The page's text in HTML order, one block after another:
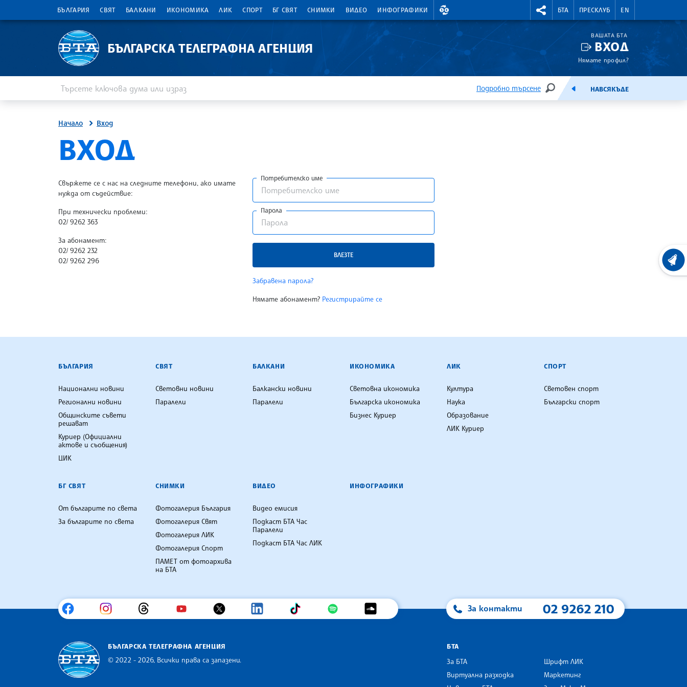
БЪЛГАРИЯ СВЯТ БАЛКАНИ ИКОНОМИКА ЛИК СПОРТ БГ СВЯТ СНИМКИ ВИДЕО ИНФОГРАФИКИ
ВАЛУТНИ КУРСОВЕ RIGHTMENU.SOCIAL
БТА ПРЕСКЛУБ EN
БЪЛГАРСКА ТЕЛЕГРАФНА АГЕНЦИЯ
ВАШАТА БТА
ВХОД
Нямате профил?
Подробно търсене
ТЪРСЕНЕЕМИСИЯНАВСЯКЪДЕ
Начало Вход
SITE.BTA
ВХОД
Свържете се с нас на следните телефони, ако имате
нужда от съдействие:
При технически проблеми:
02/ 9262 363
За абонамент:
02/ 9262 232
02/ 9262 296
Потребителско име
Парола
ВЛЕЗТЕ
Забравена парола?
Нямате абонамент? Регистрирайте се
БЪЛГАРСКА ТЕЛЕГРАФНА АГЕНЦИЯ
БЪЛГАРИЯ
Национални новини
Регионални новини
Общинските съвети
решават
Куриер (Официални
актове и съобщения)
ЦИК
СВЯТ
Световни новини
Паралели
БАЛКАНИ
Балкански новини
Паралели
ИКОНОМИКА
Световна икономика
Българска икономика
Бизнес Куриер
ЛИК
Култура
Наука
Образование
ЛИК Куриер
СПОРТ
Световен спорт
Български спорт
БГ СВЯТ
От българите по света
За българите по света
СНИМКИ
Фотогалерия България
Фотогалерия Свят
Фотогалерия ЛИК
Фотогалерия Спорт
ПАМЕТ от фотоархива
на БТА
ВИДЕО
Видео емисия
Подкаст БТА Час
Паралели
Подкаст БТА Час ЛИК
ИНФОГРАФИКИ
За контакти 02 9262 210
БЪЛГАРСКА ТЕЛЕГРАФНА АГЕНЦИЯ
© 2022 - 2026, Всички права са запазени.
БТА
За БТА
Виртуална разходка
Шрифт ЛИК
Маркетинг